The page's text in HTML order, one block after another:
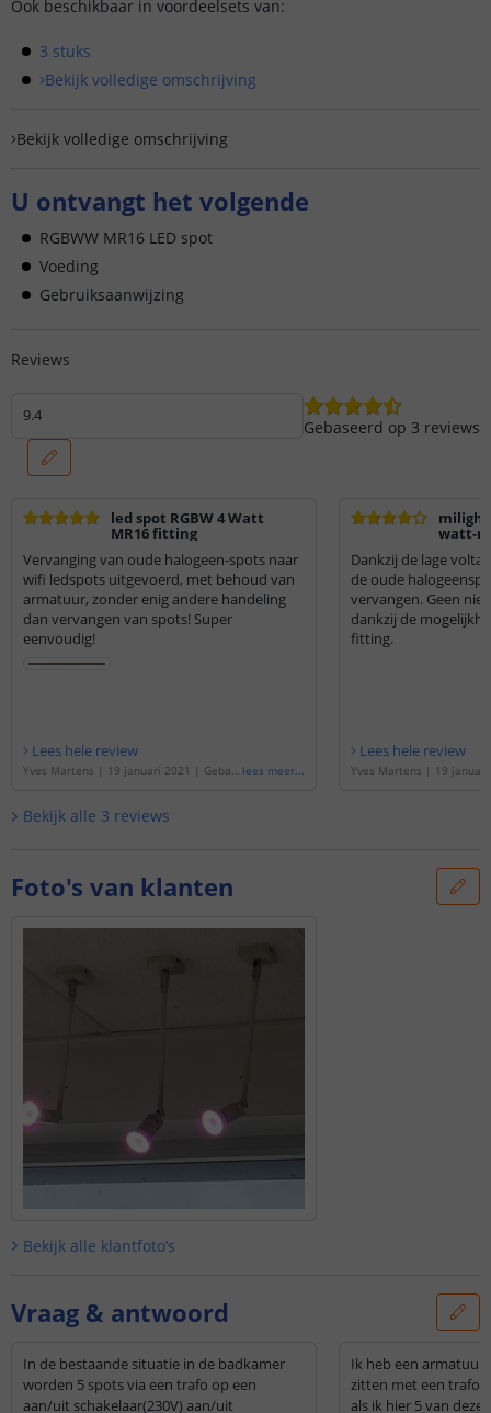
Ook beschikbaar in voordeelsets van:
3 stuks
Bekijk volledige omschrijving
Bekijk volledige omschrijving
U ontvangt het volgende
RGBWW MR16 LED spot
Voeding
Gebruiksaanwijzing
Reviews
9.4
Gebaseerd op 3 reviews
led spot RGBW 4 Watt
MR16 fitting
Vervanging van oude halogeen-spots naar
wifi ledspots uitgevoerd, met behoud van
armatuur, zonder enig andere handeling
dan vervangen van spots! Super
eenvoudig!
Lees hele review
Yves Martens | 19 januari 2021 | Gebas
lees meer...
watt-
Dankzij de lage
de oude
vervangen. Geen
dankzij de
fitting.
Lees hele review
Yves Martens | 19
Bekijk alle 3 reviews
Foto's van klanten
Bekijk alle klantfoto’s
Vraag & antwoord
In de bestaande situatie in de badkamer
worden 5 spots via een trafo op een
aan/uit schakelaar(230V) aan/uit
Ik heb een armatuur
zitten met een trafo
als ik hier 5 van